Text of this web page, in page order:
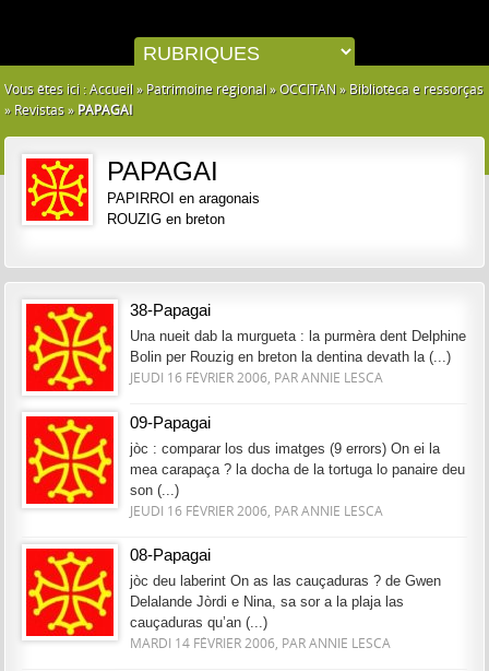
Vous êtes ici :Accueil » Patrimoine régional »OCCITAN » Bibliotèca e ressorças
» Revistas » PAPAGAI
PAPAGAI
PAPIRROI en aragonais
ROUZIG en breton
38-Papagai
Una nueit dab la murgueta : la purmèra dent Delphine
Bolin per Rouzig en breton la dentina devath la (...)
JEUDI 16 FÉVRIER 2006, PAR ANNIE LESCA
09-Papagai
jòc : comparar los dus imatges (9 errors) On ei la
mea carapaça ? la docha de la tortuga lo panaire deu
son (...)
JEUDI 16 FÉVRIER 2006, PAR ANNIE LESCA
08-Papagai
jòc deu laberint On as las cauçaduras ? de Gwen
Delalande Jòrdi e Nina, sa sor a la plaja las
cauçaduras qu’an (...)
MARDI 14 FÉVRIER 2006, PAR ANNIE LESCA